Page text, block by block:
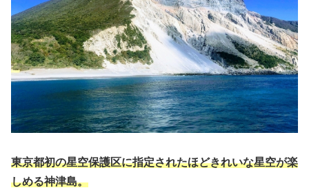
東京都初の星空保護区に指定されたほどきれいな星空が楽
しめる神津島。